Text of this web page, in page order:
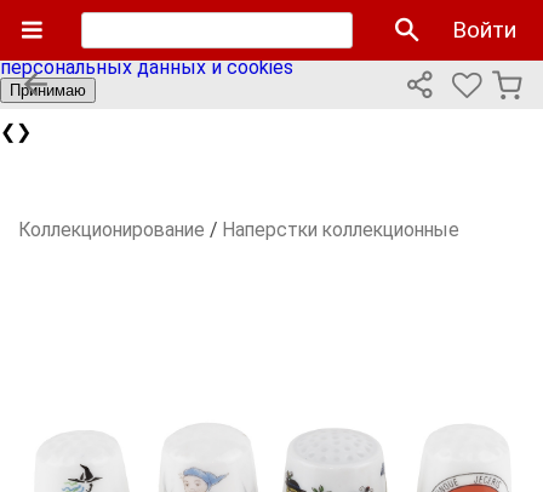
Мы используем cookies файлы для улучшения работы
сайта и персонализации. Продолжая пользоваться сайтом
вы соглашаетесь с нашейполитикой использования
персональных данных и cookies
Принимаю
❮ ❯
Войти
Коллекционирование / Наперстки коллекционные